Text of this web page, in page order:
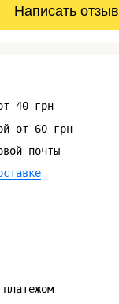
Написать отзыв
40 грн
от 60 грн
почты